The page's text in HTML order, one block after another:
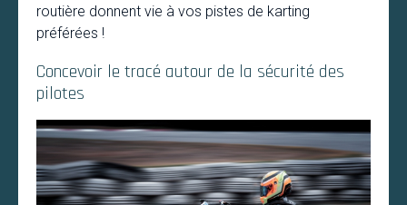
routière donnent vie à vos pistes de karting
préférées !
Concevoir le tracé autour de la sécurité des
pilotes